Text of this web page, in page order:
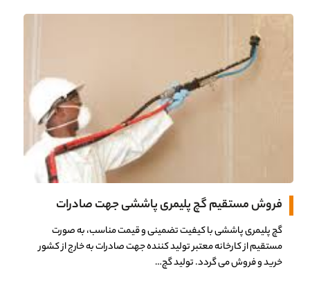
فروش مستقیم گچ پلیمری پاششی جهت صادرات
گچ پلیمری پاششی با کیفیت تضمینی و قیمت مناسب، به صورت
مستقیم از کارخانه معتبر تولید کننده جهت صادرات به خارج از کشور
خرید و فروش می گردد. تولید گچ…